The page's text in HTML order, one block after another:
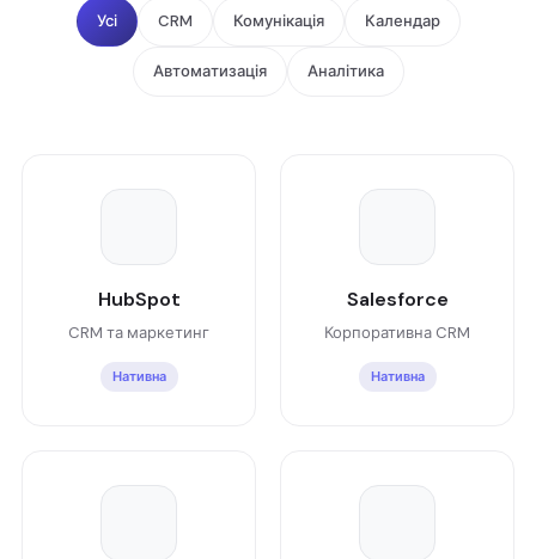
Усі CRM Комунікація Календар
Автоматизація Аналітика
HubSpot
CRM та маркетинг
Нативна
Salesforce
Корпоративна CRM
Нативна